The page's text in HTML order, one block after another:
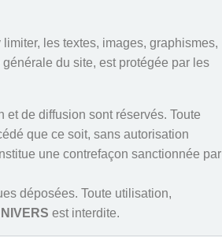
limiter, les textes, images, graphismes,
du site, est protégée par les
de diffusion sont réservés. Toute
que ce soit, sans autorisation
une contrefaçon sanctionnée par
déposées. Toute utilisation,
est interdite.